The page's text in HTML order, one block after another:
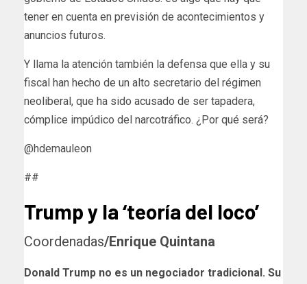
tener en cuenta en previsión de acontecimientos y
anuncios futuros.
Y llama la atención también la defensa que ella y su
fiscal han hecho de un alto secretario del régimen
neoliberal, que ha sido acusado de ser tapadera,
cómplice impúdico del narcotráfico. ¿Por qué será?
@hdemauleon
##
Trump y la ‘teoría del loco’
Coordenadas/Enrique Quintana
Donald Trump no es un negociador tradicional. Su